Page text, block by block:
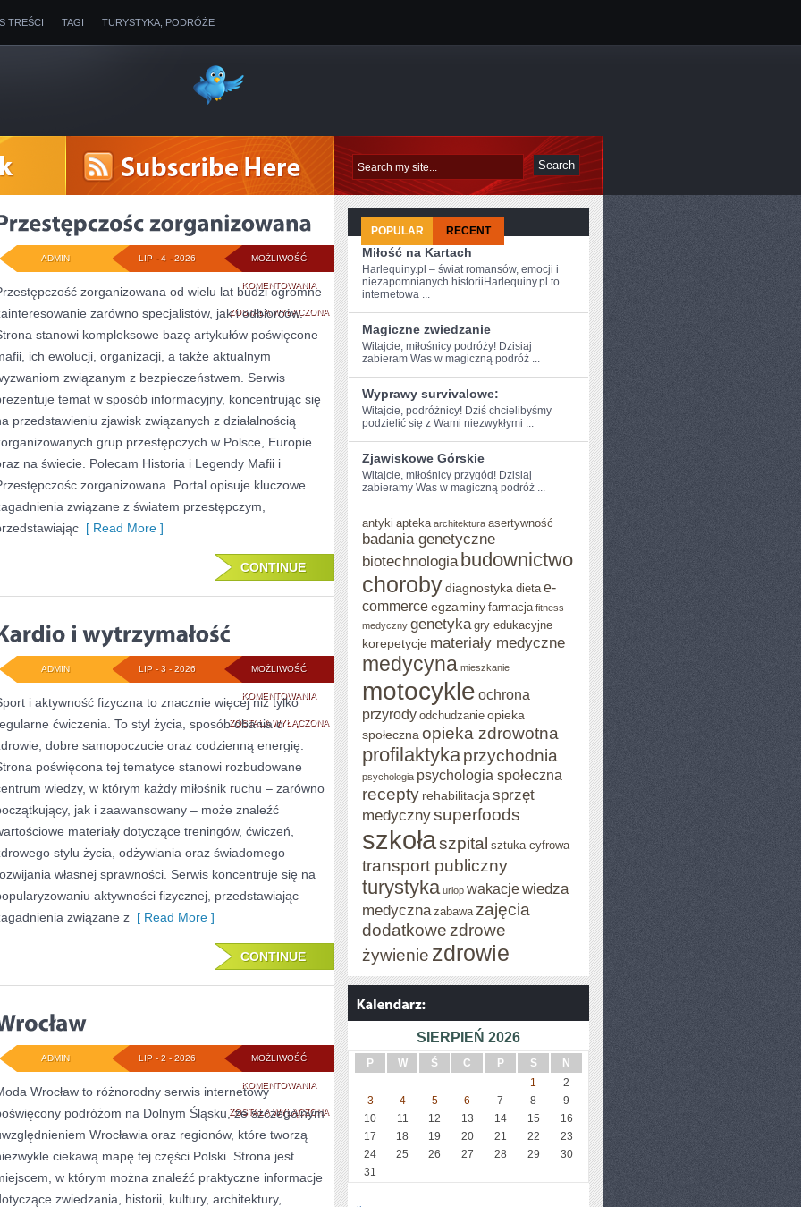
TREŚCI TAGI TURYSTYKA, PODRÓŻE
MOŻLIWOŚĆ
KOMENTOWANIAPRZESTĘPCZOŚC
ZORGANIZOWANA
ZOSTAŁA WYŁĄCZONA
LIP - 4 - 2026
ADMIN
zorganizowana od wielu lat budzi ogromne
zarówno specjalistów, jak i odbiorców.
stanowi kompleksowe bazę artykułów poświęcone
ich ewolucji, organizacji, a także aktualnym
związanym z bezpieczeństwem. Serwis
temat w sposób informacyjny, koncentrując się
przedstawieniu zjawisk związanych z działalnością
grup przestępczych w Polsce, Europie
na świecie. Polecam Historia i Legendy Mafii i
zorganizowana. Portal opisuje kluczowe
związane z światem przestępczym,
[ Read More ]
CONTINUE
MOŻLIWOŚĆ
KOMENTOWANIAKARDIO
I
WYTRZYMAŁOŚĆ
ZOSTAŁA WYŁĄCZONA
LIP - 3 - 2026
ADMIN
i aktywność fizyczna to znacznie więcej niż tylko
ćwiczenia. To styl życia, sposób dbania o
dobre samopoczucie oraz codzienną energię.
poświęcona tej tematyce stanowi rozbudowane
wiedzy, w którym każdy miłośnik ruchu – zarówno
jak i zaawansowany – może znaleźć
materiały dotyczące treningów, ćwiczeń,
stylu życia, odżywiania oraz świadomego
własnej sprawności. Serwis koncentruje się na
aktywności fizycznej, przedstawiając
związane z [ Read More ]
CONTINUE
MOŻLIWOŚĆ
KOMENTOWANIAWROCŁAW
ZOSTAŁA WYŁĄCZONA
LIP - 2 - 2026
ADMIN
Wrocław to różnorodny serwis internetowy
podróżom na Dolnym Śląsku, ze szczególnym
Wrocławia oraz regionów, które tworzą
ciekawą mapę tej części Polski. Strona jest
w którym można znaleźć praktyczne informacje
zwiedzania, historii, kultury, architektury,
POPULAR RECENT
Miłość na Kartach
Harlequiny.pl – świat romansów, emocji i
niezapomnianych historiiHarlequiny.pl to
internetowa ...
Magiczne zwiedzanie
Witajcie, miłośnicy podróży! ⁤Dzisiaj
‌zabieram Was w ⁤magiczną podróż ...
Wyprawy survivalowe:
Witajcie, podróżnicy! Dziś chcielibyśmy
podzielić⁤ się z Wami niezwykłymi ...
Zjawiskowe Górskie
Witajcie, miłośnicy przygód! Dzisiaj
zabieramy Was w magiczną podróż ...
antyki apteka architektura asertywność
badania genetyczne
biotechnologia budownictwo
chorobydiagnostyka dieta e-
commerceegzaminy farmacja fitness
medyczny genetyka gry edukacyjne
korepetycje materiały medyczne
medycyna mieszkanie
motocykle ochrona
przyrody odchudzanie opieka
społeczna opieka zdrowotna
profilaktykaprzychodnia
psychologia psychologia społeczna
recepty rehabilitacja sprzęt
medycznysuperfoods
szkołaszpital sztuka cyfrowa
transport publiczny
turystyka urlop wakacjewiedza
medyczna zabawa zajęcia
dodatkowe zdrowe
żywienie zdrowie
SIERPIEŃ 2026
P W Ś C P S
N
1
2
3
4 5 6 7 8
9
10
11 12 13 14 15
16
17
18 19 20 21 22
23
24
25 26 27 28 29
30
31